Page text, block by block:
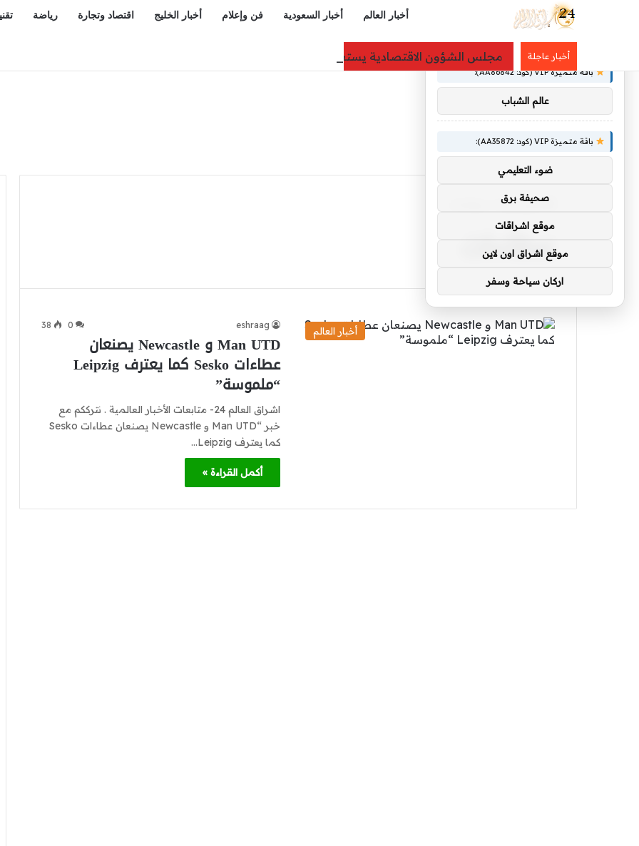
أخبار العالم أخبار السعودية فن وإعلام أخبار الخليج اقتصاد وتجارة رياضة
أخبار عاجلة مجلس الشؤون الاقتصادية يستعرض أداء الميزانية ويُحاط بتصدر المملكة مؤشر الأمن السيبراني
الرئيسية
عطاءات
أخبار العالم
eshraag
0
38
Man UTD و Newcastle يصنعان
عطاءات Sesko كما يعترف Leipzig
“ملموسة”
اشراق العالم 24- متابعات الأخبار العالمية . نترككم مع
خبر “Man UTD و Newcastle يصنعان عطاءات Sesko
كما يعترف Leipzig…
أكمل القراءة »
باقة متميزة VIP (كود: AA86842):
عالم الشباب
باقة متميزة VIP (كود: AA35872):
ضوء التعليمي
صحيفة برق
موقع اشراقات
موقع اشراق اون لاين
اركان سياحة وسفر